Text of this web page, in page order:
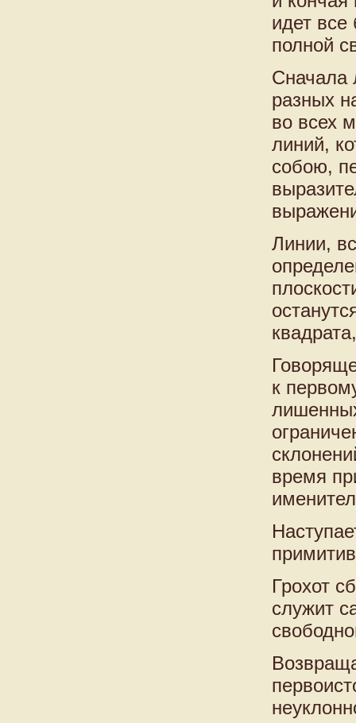
идет все
полной
Сначала
разных
во всех
линий,
собою,
Линии,
к
время
Грохот
служит